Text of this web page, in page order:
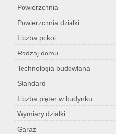
Powierzchnia
Powierzchnia działki
Liczba pokoi
Rodzaj domu
Technologia budowlana
Standard
Liczba pięter w budynku
Wymiary działki
Garaż